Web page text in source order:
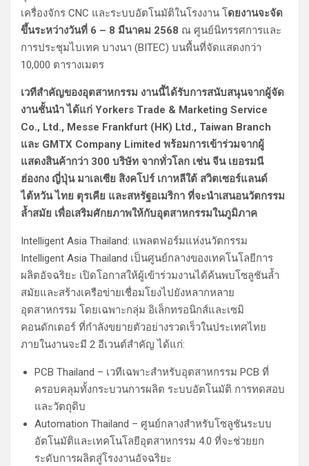
เครื่องจักร CNC และระบบอัตโนมัติในโรงงาน โดยงานจะจัด
ขึ้นระหว่างวันที่ 6 – 8 มีนาคม 2568 ณ ศูนย์นิทรรศการและ
การประชุมไบเทค บางนา (BITEC) บนพื้นที่จัดแสดงกว่า
10,000 ตารางเมตร
เวทีสำคัญของอุตสาหกรรม งานนี้ได้รับการสนับสนุนจากผู้จัด
งานชั้นนำ ได้แก่ Yorkers Trade & Marketing Service
Co., Ltd., Messe Frankfurt (HK) Ltd., Taiwan Branch
และ GMTX Company Limited พร้อมการเข้าร่วมจากผู้
แสดงสินค้ากว่า 300 บริษัท จากทั่วโลก เช่น จีน เยอรมนี
ฮ่องกง ญี่ปุ่น มาเลเซีย สิงคโปร์ เกาหลีใต้ สวิตเซอร์แลนด์
ไต้หวัน ไทย ตุรเคีย และสหรัฐอเมริกา ที่จะนำเสนอนวัตกรรม
ล้ำสมัย เพื่อเสริมศักยภาพให้กับอุตสาหกรรมในภูมิภาค
Intelligent Asia Thailand: แพลตฟอร์มแห่งนวัตกรรม
Intelligent Asia Thailand เป็นศูนย์กลางของเทคโนโลยีการ
ผลิตอัจฉริยะ เปิดโอกาสให้ผู้เข้าร่วมงานได้ค้นพบโซลูชันล้ำ
สมัยและสร้างเครือข่ายเชื่อมโยงไปยังหลากหลาย
อุตสาหกรรม โดยเฉพาะกลุ่ม อิเล็กทรอนิกส์และเซมิ
คอนดักเตอร์ ที่กำลังขยายตัวอย่างรวดเร็วในประเทศไทย
ภายในงานจะมี 2 อีเวนต์สำคัญ ได้แก่:
PCB Thailand – เวทีเฉพาะสำหรับอุตสาหกรรม PCB ที่
ครอบคลุมทั้งกระบวนการผลิต ระบบอัตโนมัติ การทดสอบ
และวัตถุดิบ
Automation Thailand – ศูนย์กลางสำหรับโซลูชันระบบ
อัตโนมัติและเทคโนโลยีอุตสาหกรรม 4.0 ที่จะช่วยยก
ระดับการผลิตสู่โรงงานอัจฉริยะ